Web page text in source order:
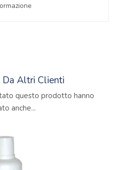
Da Altri Clienti
questo prodotto hanno
anche...